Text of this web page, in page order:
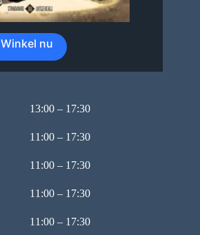
Winkel nu
13:00 – 17:30
11:00 – 17:30
11:00 – 17:30
11:00 – 17:30
11:00 – 17:30